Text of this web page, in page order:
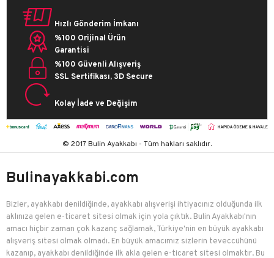
Hızlı Gönderim İmkanı
%100 Orijinal Ürün
Garantisi
%100 Güvenli Alışveriş
SSL Sertifikası, 3D Secure
Kolay İade ve Değişim
© 2017 Bulin Ayakkabı - Tüm hakları saklıdır.
Bulinayakkabi.com
Bizler, ayakkabı denildiğinde, ayakkabı alışverişi ihtiyacınız olduğunda ilk
aklınıza gelen e-ticaret sitesi olmak için yola çıktık. Bulin Ayakkabı'nın
amacı hiçbir zaman çok kazanç sağlamak, Türkiye'nin en büyük ayakkabı
alışveriş sitesi olmak olmadı. En büyük amacımız sizlerin teveccühünü
kazanıp, ayakkabı denildiğinde ilk akla gelen e-ticaret sitesi olmaktır. Bu